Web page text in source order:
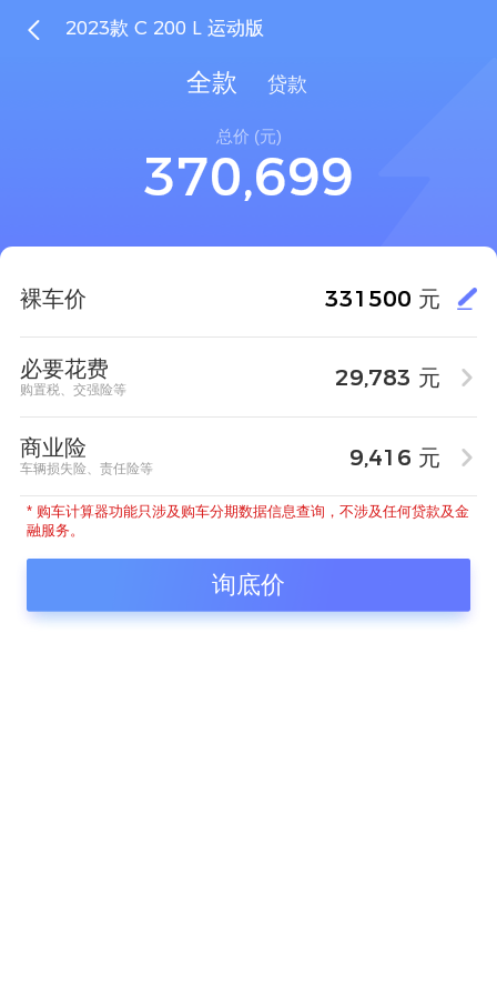
 2023款 C 200 L 运动版
全款 贷款
总价 (元)
1
3
5
6
70,
4
5
6
8
99
裸车价 元
必要花费
购置税、交强险等 29,783 元 
商业险
车辆损失险、责任险等 9,416 元 
* 购车计算器功能只涉及购车分期数据信息查询，不涉及任何贷款及金
融服务。
询底价